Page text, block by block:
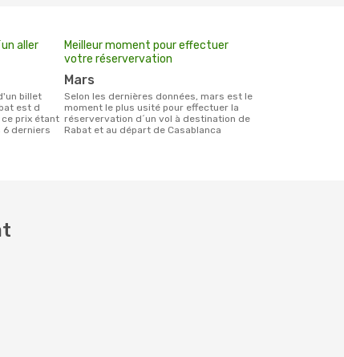
aller
est d
ce prix étant
6 derniers
Meilleur moment pour effectuer
votre réservervation
mars
Selon les dernières données, mars est le
moment le plus usité pour effectuer la
réservervation d´un vol à destination de
Rabat et au départ de Casablanca